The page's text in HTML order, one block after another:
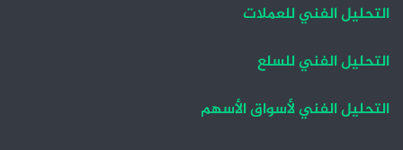
التحليل الفني للعملات
التحليل الفني للسلع
التحليل الفني لأسواق الأسهم